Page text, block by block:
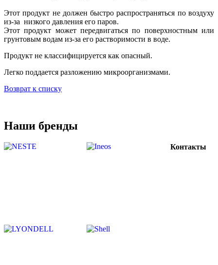
Этот продукт не должен быстро распространяться по воздуху
из-за низкого давления его паров.
Этот продукт может передвигаться по поверхностным или
грунтовым водам из-за его растворимости в воде.
Продукт не классифицируется как опасный.
Легко поддается разложению микроорганизмами.
Возврат к списку
Наши бренды
Контакты